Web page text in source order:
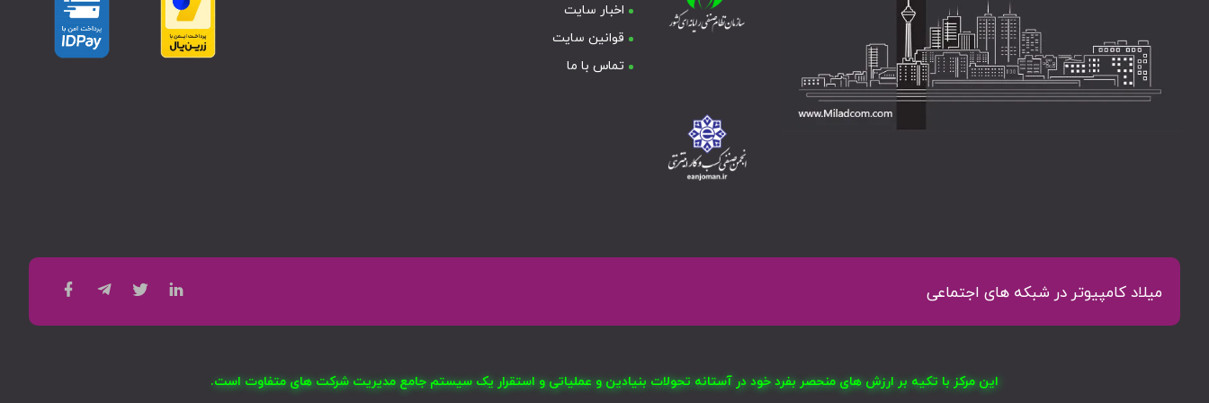
اخبار سایت
قوانین سایت
تماس با ما
میلاد کامپیوتر در شبکه های اجتماعی
این مرکز با تکیه بر ارزش های منحصر بفرد خود در آستانه تحولات بنیادین و عملیاتی و استقرار یک سیستم جامع مدیریت شرکت های متفاوت است.